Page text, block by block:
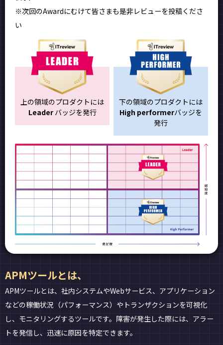
※次回のAwardにむけて皆さまも是非レビューを投稿くださ
い
上の領域のプロダクトには
Leaderバッジを発行
下の領域のプロダクトには
High performerバッジを
発行
APMツールとは、
APMツールとは、社内システムやWebサービス、アプリケーション
などの稼働状況（パフォーマンス）やトランザクションを可視化
し、モニタリングするツールです。障害が発生した際には、アラー
トを発信し、迅速に原因を特定できます。